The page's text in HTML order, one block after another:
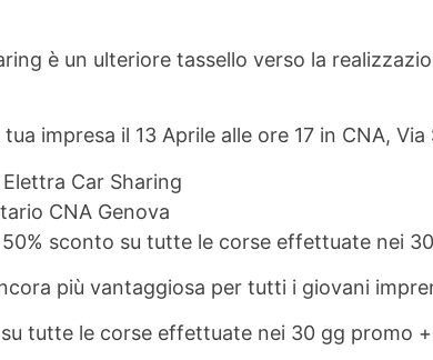
è un ulteriore tassello verso la
impresa il 13 Aprile alle ore 17 in CNA,
Car Sharing
CNA Genova
sconto su tutte le corse effettuate nei
più vantaggiosa per tutti i giovani
tutte le corse effettuate nei 30 gg promo